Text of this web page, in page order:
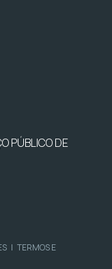
PÚBLICO DE
| TERMOS E